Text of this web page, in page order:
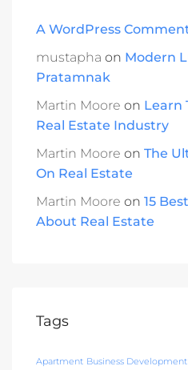
A WordPress
mustapha on Modern
Pratamnak
Martin Moore on Learn
Real Estate Industry
Martin Moore on The
On Real Estate
Martin Moore on 15
About Real Estate
Tags
Apartment Business Development